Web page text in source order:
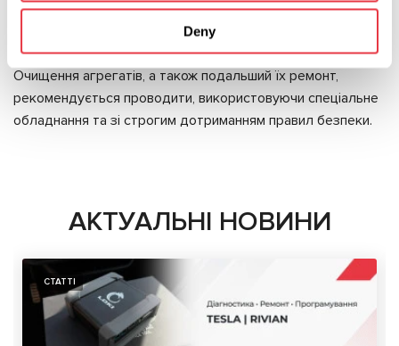
Deny
поверхнево-активних речовин. Відмінний спосіб
очищення від масляних й вуглецевих відкладень.
Очищення агрегатів, а також подальший їх ремонт,
рекомендується проводити, використовуючи спеціальне
обладнання та зі строгим дотриманням правил безпеки.
АКТУАЛЬНІ НОВИНИ
СТАТТІ